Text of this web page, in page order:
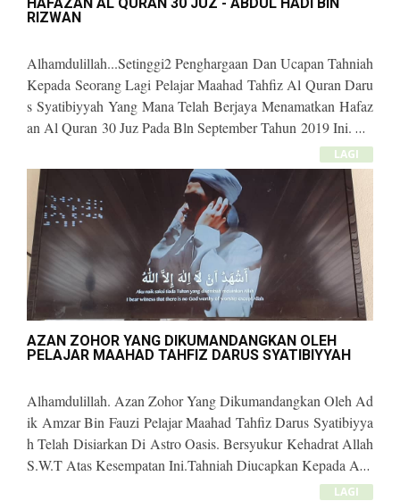
RIZWAN
Alhamdulillah...setinggi2 Penghargaan Dan Ucapan Tahniah
Kepada Seorang Lagi Pelajar Maahad Tahfiz Al Quran Daru
S Syatibiyyah Yang Mana Telah Berjaya Menamatkan Hafaz
An Al Quran 30 Juz Pada Bln September Tahun 2019 Ini. Pel
*ABDUL HADI BIN RIZWAN (Umur 14 Tahun)*
Pelajar Ini Telah Berjaya Mengkhatamkan Keseluruhan Al Q
Uran 30 Juz Dalam Tempoh 1 Tahun 9 Bulan *SAHAJA*
Moga Kejayaan Anak Ini Menjadi Pendorong Buat Anak2 T
Ahfiz Yg Lain Untuk Lebih Bersemangat Dan Istiqomah Dala
M Menyelesaikan Hafazan 30 Juz Dan Seterusnya Dapat Mel
Ahirkan Lebih Banyak Lagi Generasi Huffaz Pada Masa Aka
N Datang
Insyaallah
LAGI
AZAN ZOHOR YANG DIKUMANDANGKAN OLEH
PELAJAR MAAHAD TAHFIZ DARUS SYATIBIYYAH
Alhamdulillah. Azan Zohor Yang Dikumandangkan Oleh Ad
Ik Amzar Bin Fauzi Pelajar Maahad Tahfiz Darus Syatibiyya
H Telah Disiarkan Di Astro Oasis. Bersyukur Kehadrat Allah
S.W.T Atas Kesempatan Ini.Tahniah Diucapkan Kepada Ade
K Amzar Dan Keluarga. Moga Allah Memudahkan Segala U
LAGI